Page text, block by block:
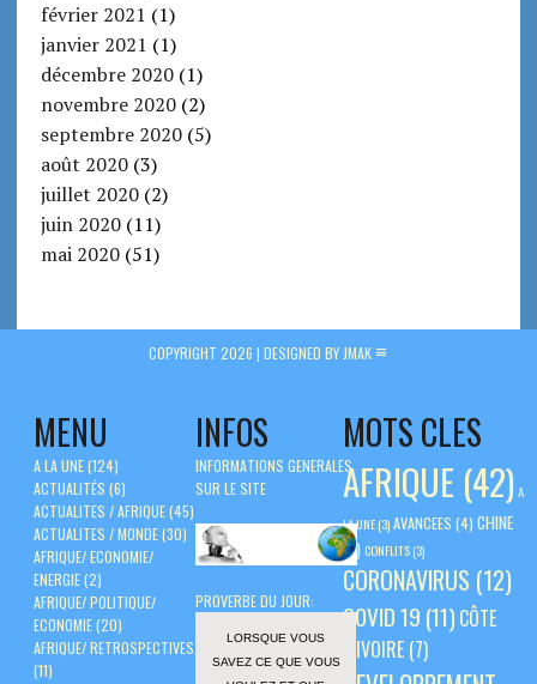
février 2021 (1)
janvier 2021 (1)
décembre 2020(1)
novembre 2020(2)
septembre 2020(5)
août 2020(3)
juillet 2020(2)
juin 2020(11)
mai 2020(51)
COPYRIGHT 2026 | DESIGNED BY JMAK
MENU
A LA UNE(124)
ACTUALITÉS (6)
ACTUALITES / AFRIQUE(45)
ACTUALITES / MONDE(30)
AFRIQUE/ ECONOMIE/
ENERGIE(2)
AFRIQUE/ POLITIQUE/
ECONOMIE(20)
AFRIQUE/ RETROSPECTIVES
(11)
MOTS CLES
AFRIQUE (42) A
LA UNE(3)AVANCEES (4) CHINE
(5)CONFLITS(3)
CORONAVIRUS (12)
COVID 19 (11) CÔTE
D'IVOIRE (7)
INFOS
INFORMATIONS GENERALES
SUR LE SITE
PROVERBE DU JOUR:
LORSQUE VOUS
SAVEZ CE QUE VOUS